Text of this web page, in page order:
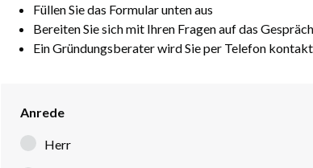
Füllen Sie das Formular unten aus
Bereiten Sie sich mit Ihren Fragen auf das
Ein Gründungsberater wird Sie per Telefon
Anrede
Herr